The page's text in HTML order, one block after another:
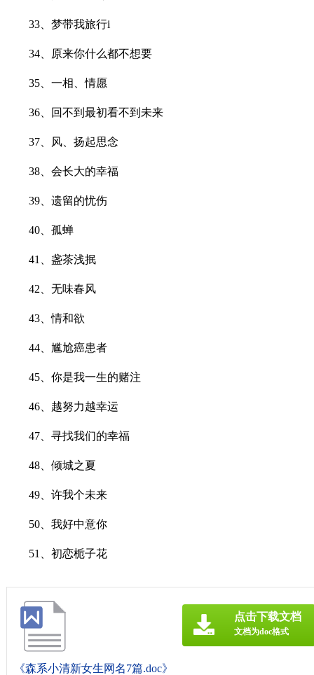
33、梦带我旅行i
34、原来你什么都不想要
35、一相、情愿
36、回不到最初看不到未来
37、风、扬起思念
38、会长大的幸福
39、遗留的忧伤
40、孤蝉
41、盏茶浅抿
42、无味春风
43、情和欲
44、尴尬癌患者
45、你是我一生的赌注
46、越努力越幸运
47、寻找我们的幸福
48、倾城之夏
49、许我个未来
50、我好中意你
51、初恋栀子花
《森系小清新女生网名7篇.doc》
点击下载文档
文档为doc格式